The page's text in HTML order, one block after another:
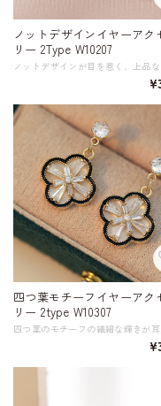
ノットデザインイヤーアク
リー 2Type W10207
四つ葉モチーフイヤーアク
リー 2type W10307